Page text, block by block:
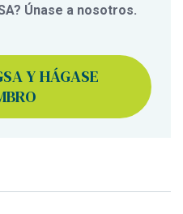
Únase a nosotros.
Y HÁGASE